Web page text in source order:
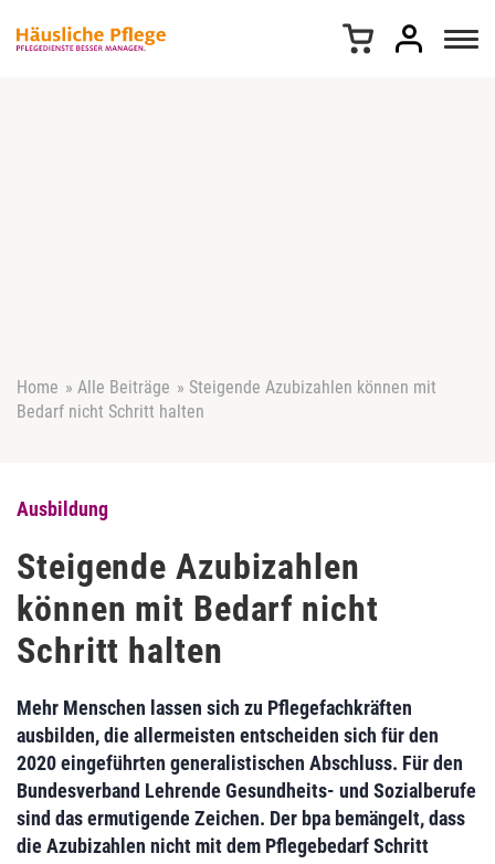
Home » Alle Beiträge » Steigende Azubizahlen können mit
Bedarf nicht Schritt halten
Ausbildung
Steigende Azubizahlen
können mit Bedarf nicht
Schritt halten
Mehr Menschen lassen sich zu Pflegefachkräften
ausbilden, die allermeisten entscheiden sich für den
2020 eingeführten generalistischen Abschluss. Für den
Bundesverband Lehrende Gesundheits- und Sozialberufe
sind das ermutigende Zeichen. Der bpa bemängelt, dass
die Azubizahlen nicht mit dem Pflegebedarf Schritt